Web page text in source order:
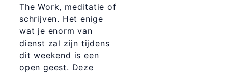
The Work, meditatie of
schrijven. Het enige
wat je enorm van
dienst zal zijn tijdens
dit weekend is een
open geest. Deze